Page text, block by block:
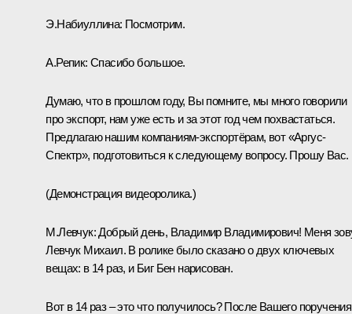
Э.Набиуллина: Посмотрим.
А.Репик: Спасибо большое.
Думаю, что в прошлом году, Вы помните, мы много говорили
про экспорт, нам уже есть и за этот год чем похвастаться.
Предлагаю нашим компаниям-экспортёрам, вот «Аргус-
Спектр», подготовиться к следующему вопросу. Прошу Вас.
(Демонстрация видеоролика.)
М.Левчук:Добрый день, Владимир Владимирович! Меня
Левчук Михаил. В ролике было сказано о двух ключевых
вещах: в 14 раз, и Биг Бен нарисован.
Вот в 14 раз – это что получилось? После Вашего поручения